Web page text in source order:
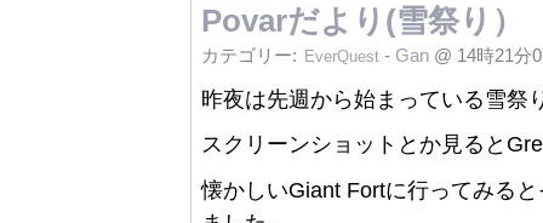
Povarだより(雪祭り）
カテゴリー: EverQuest - Gan @ 14時21分
昨夜は先週から始まっている雪祭
スクリーンショットとか見ると
懐かしいGiant Fortに行ってみる